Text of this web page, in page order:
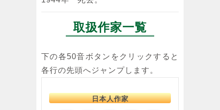
取扱作家一覧
下の各50音ボタンをクリックすると
各行の先頭へジャンプします。
日本人作家